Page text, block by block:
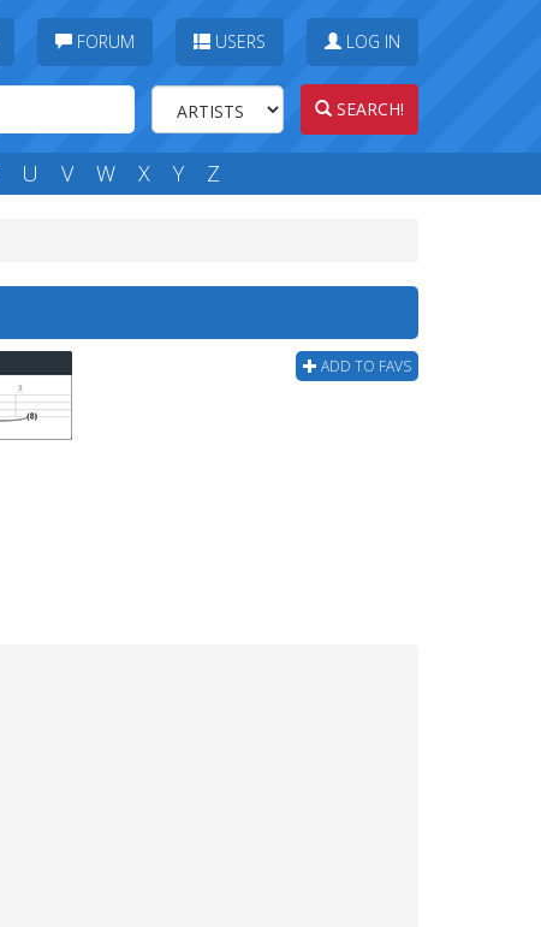
FORUM USERS LOG IN
SEARCH!
U V W X Y Z
ADD TO FAVS